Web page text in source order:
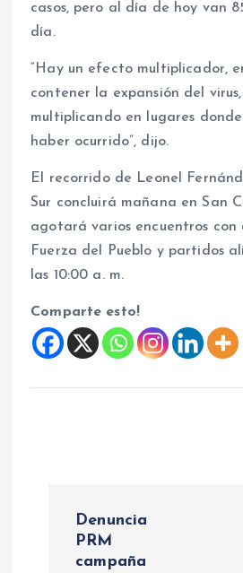
casos, pero al día de hoy van
día.
“Hay un efecto multiplicador,
contener la expansión del
multiplicando en lugares
haber ocurrido”, dijo.
El recorrido de Leonel
Sur concluirá mañana en San
agotará varios encuentros
Fuerza del Pueblo y partidos
las 10:00 a. m.
Comparte esto!
Denuncia
PRM
campaña